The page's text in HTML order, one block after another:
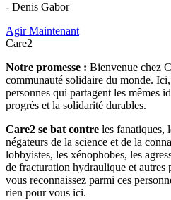
- Denis Gabor
Agir Maintenant
Care2
Notre promesse : Bienvenue chez
communauté solidaire du monde.
personnes qui partagent les mêmes
progrès et la solidarité durables.
Care2 se bat contre les fanatiques,
négateurs de la science et de la
lobbyistes, les xénophobes, les
de fracturation hydraulique et autres
vous reconnaissez parmi ces
rien pour vous ici.